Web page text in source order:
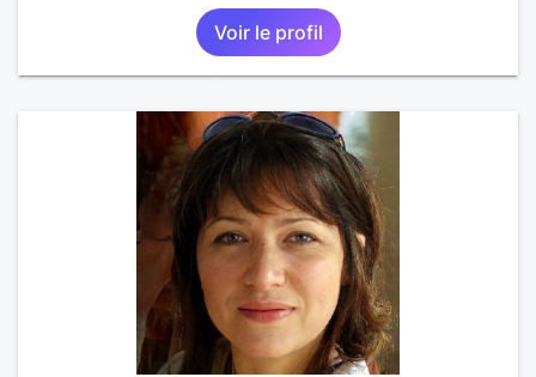
Voir le profil